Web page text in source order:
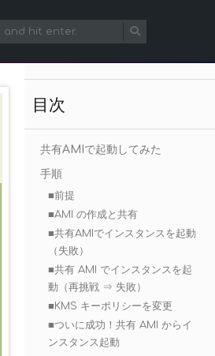
目次
共有AMIで起動してみた
手順
■前提
■AMI の作成と共有
■共有AMIでインスタンスを起動
（失敗）
■共有 AMI でインスタンスを起
動（再挑戦 ⇒ 失敗）
■KMS キーポリシーを変更
■ついに成功！共有 AMI からイ
ンスタンス起動